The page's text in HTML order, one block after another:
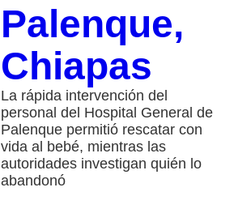
Palenque,
Chiapas
La rápida intervención del
personal del Hospital General de
Palenque permitió rescatar con
vida al bebé, mientras las
autoridades investigan quién lo
abandonó